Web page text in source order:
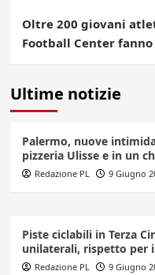
Oltre 200 giovani
Football Center
Ultime notizie
Palermo, nuove
pizzeria Ulisse e in un
Redazione PL 9 Giugno
Piste ciclabili in Terza
unilaterali, rispetto per
Redazione PL 9 Giugno